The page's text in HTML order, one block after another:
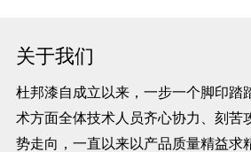
关于我们
杜邦漆自成立以来，一步一个脚印踏
术方面全体技术人员齐心协力、刻苦
势走向，一直以来以产品质量精益求